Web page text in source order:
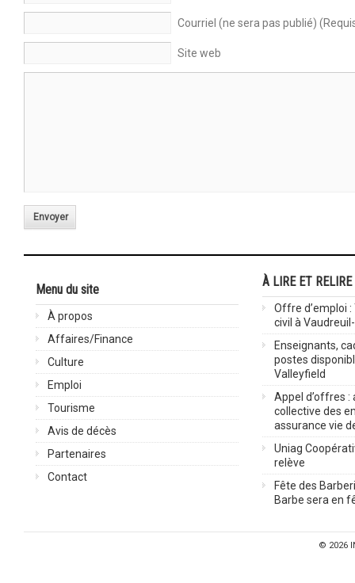
Courriel (ne sera pas publié)
Site web
Envoyer
Menu du site
À propos
Affaires/Finance
Culture
Emploi
Tourisme
Avis de décès
Partenaires
Contact
À LIRE ET RELIRE
Offre d’emploi
civil à
Enseignants,
postes
Valleyfield
Appel d’offres :
collective des
assurance vie
Uniag
relève
Fête des
Barbe sera en
© 2026